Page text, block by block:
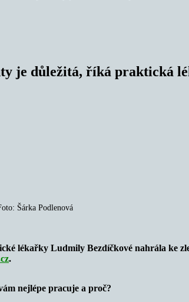
je důležitá, říká praktická
Šárka Podlenová
lékařky Ludmily Bezdíčkové nahrála ke
.
nejlépe pracuje a proč?